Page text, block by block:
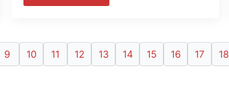
9 10 11 12 13 14 15 16 17 18